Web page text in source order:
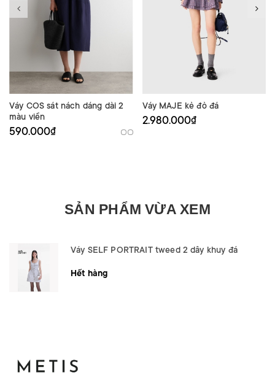
Váy COS sát nách dáng dài 2
màu viền
590.000₫
Váy MAJE kẻ đỏ đá
2.980.000₫
SẢN PHẨM VỪA XEM
Váy SELF PORTRAIT tweed 2 dây khuy đá
Hết hàng